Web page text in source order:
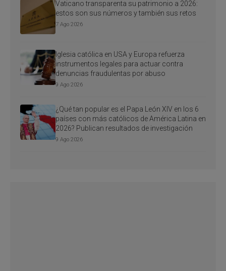
Vaticano transparenta su patrimonio a 2026:
estos son sus números y también sus retos
7 Ago 2026
Iglesia católica en USA y Europa refuerza
instrumentos legales para actuar contra
denuncias fraudulentas por abuso
9 Ago 2026
¿Qué tan popular es el Papa León XIV en los 6
países con más católicos de América Latina en
2026? Publican resultados de investigación
9 Ago 2026